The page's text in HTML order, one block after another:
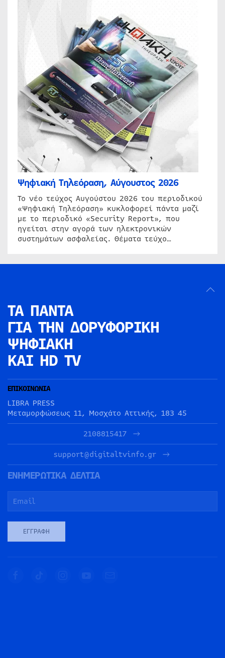
Ψηφιακή Τηλεόραση, Αύγουστος 2026
Το νέο τεύχος Αυγούστου 2026 του περιοδικού
«Ψηφιακή Τηλεόραση» κυκλοφορεί πάντα μαζί
με το περιοδικό «Security Report», που
ηγείται στην αγορά των ηλεκτρονικών
συστημάτων ασφαλείας. Θέματα τεύχο…
ΤΑ ΠΑΝΤΑ
ΓΙΑ ΤΗΝ ΔΟΡΥΦΟΡΙΚΗ
ΨΗΦΙΑΚΗ
ΚΑΙ HD TV
ΕΠΙΚΟΙΝΩΝΙΑ
LIBRA PRESS
Μεταμορφώσεως 11, Μοσχάτο Αττικής, 183 45
2108815417
support@digitaltvinfo.gr
ΕΝΗΜΕΡΩΤΙΚΑ ΔΕΛΤΙΑ
ΕΓΓΡΑΦΉ